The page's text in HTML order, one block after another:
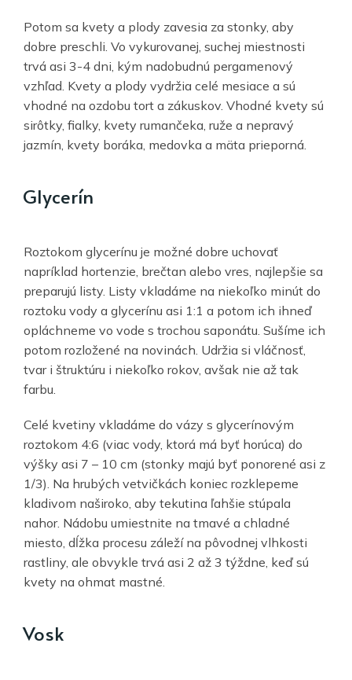
Potom sa kvety a plody zavesia za stonky, aby
dobre preschli. Vo vykurovanej, suchej miestnosti
trvá asi 3-4 dni, kým nadobudnú pergamenový
vzhľad. Kvety a plody vydržia celé mesiace a sú
vhodné na ozdobu tort a zákuskov. Vhodné kvety sú
sirôtky, fialky, kvety rumančeka, ruže a nepravý
jazmín, kvety boráka, medovka a mäta prieporná.
Glycerín
Roztokom glycerínu je možné dobre uchovať
napríklad hortenzie, brečtan alebo vres, najlepšie sa
preparujú listy. Listy vkladáme na niekoľko minút do
roztoku vody a glycerínu asi 1:1 a potom ich ihneď
opláchneme vo vode s trochou saponátu. Sušíme ich
potom rozložené na novinách. Udržia si vláčnosť,
tvar i štruktúru i niekoľko rokov, avšak nie až tak
farbu.
Celé kvetiny vkladáme do vázy s glycerínovým
roztokom 4:6 (viac vody, ktorá má byť horúca) do
výšky asi 7 – 10 cm (stonky majú byť ponorené asi z
1/3). Na hrubých vetvičkách koniec rozklepeme
kladivom naširoko, aby tekutina ľahšie stúpala
nahor. Nádobu umiestnite na tmavé a chladné
miesto, dĺžka procesu záleží na pôvodnej vlhkosti
rastliny, ale obvykle trvá asi 2 až 3 týždne, keď sú
kvety na ohmat mastné.
Vosk